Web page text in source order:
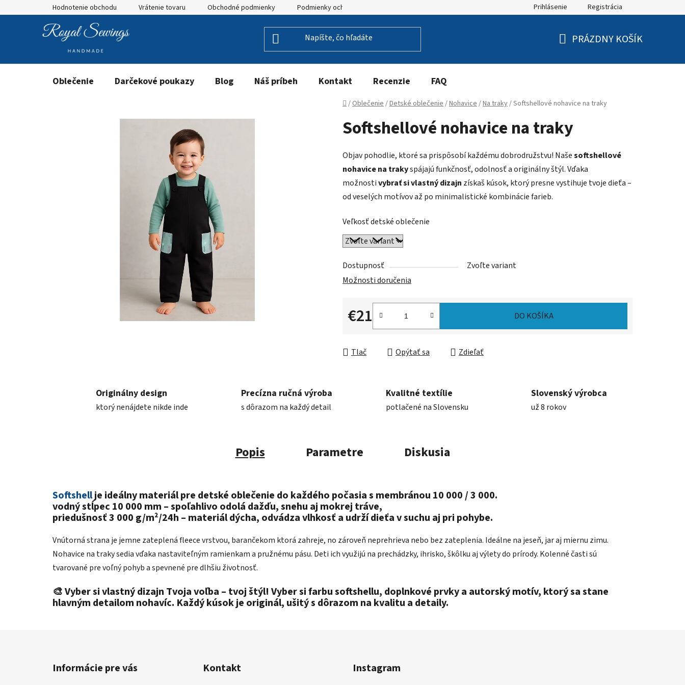
na
Hodnotenie obchodu Vrátenie tovaru Obchodné podmienky Podmienky ochrany osobných údajov Prihlásenie Registrácia
PRÁZDNY KOŠÍK
Oblečenie Darčekové poukazy Blog Náš príbeh Kontakt Recenzie FAQ
Domov
/Oblečenie/Detské oblečenie/Nohavice/Na traky/Softshellové nohavice na traky
Softshellové nohavice na traky
Objav pohodlie, ktoré sa prispôsobí každému dobrodružstvu! Našesoftshellové
nohavice na trakyspájajú funkčnosť, odolnosť a originálny štýl. Vďaka
možnostivybrať si vlastný dizajn získaš kúsok, ktorý presne vystihuje tvoje dieťa –
od veselých motívov až po minimalistické kombinácie farieb.
Veľkosť detské oblečenie
Dostupnosť
Zvoľte variant
Možnosti doručenia
€21
Jednotková cena:
DO KOŠÍKA
Tlač Opýtať sa Zdieľať
Originálny design
ktorý nenájdete nikde inde
Precízna ručná výroba
s dôrazom na každý detail
Kvalitné textílie
potlačené na Slovensku
Slovenský výrobca
už 8 rokov
Popis Parametre Diskusia
Softshellje ideálny materiál pre detské oblečenie do každého počasias membránou 10 000 / 3 000.
vodný stĺpec 10 000 mm – spoľahlivo odolá dažďu, snehu aj mokrej tráve,
priedušnosť 3 000 g/m²/24h – materiál dýcha, odvádza vlhkosť a udrží dieťa v suchu aj pri pohybe.
Vnútorná strana je jemne zateplená fleece vrstvou, barančekom ktorá zahreje, no zároveň neprehrieva nebo bez zateplenia. Ideálne na jeseň, jar aj miernu zimu.
Nohavice na traky sedia vďaka nastaviteľným ramienkam a pružnému pásu. Deti ich využijú na prechádzky, ihrisko, škôlku aj výlety do prírody. Kolenné časti sú
tvarované pre voľný pohyb a spevnené pre dlhšiu životnosť.
🎨Vyber si vlastný dizajn Tvoja voľba – tvoj štýl! Vyber si farbu softshellu, doplnkové prvky a autorský motív, ktorý sa stane
hlavným detailom nohavíc. Každý kúsok je originál, ušitý s dôrazom na kvalitu a detaily.
Informácie pre vás Kontakt Instagram